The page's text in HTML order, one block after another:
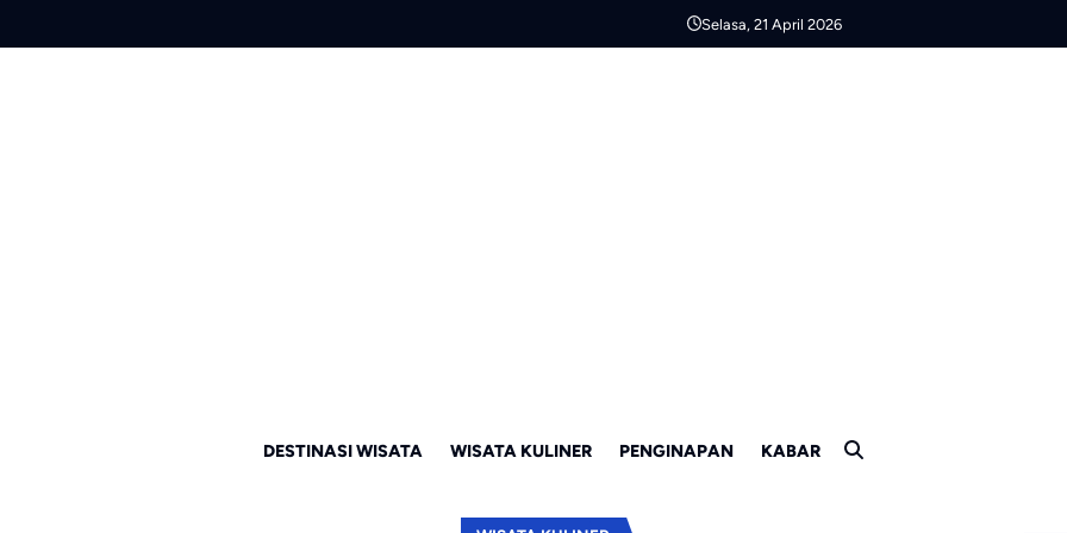
Selasa, 21 April 2026
DESTINASI WISATA WISATA KULINER PENGINAPAN KABAR